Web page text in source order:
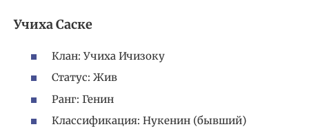
Учиха Саске
Клан: Учиха Ичизоку
Статус: Жив
Ранг: Генин
Классификация: Нукенин (бывший)